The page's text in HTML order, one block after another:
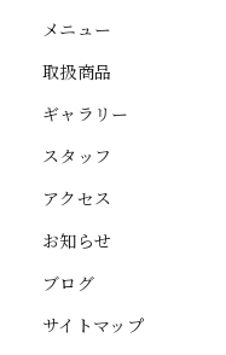
メニュー
取扱商品
ギャラリー
スタッフ
アクセス
お知らせ
ブログ
サイトマップ